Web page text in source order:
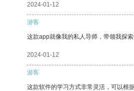
2024-01-12
游客
这款app就像我的私人导师，带领我探索
2024-01-12
游客
这款软件的学习方式非常灵活，可以根